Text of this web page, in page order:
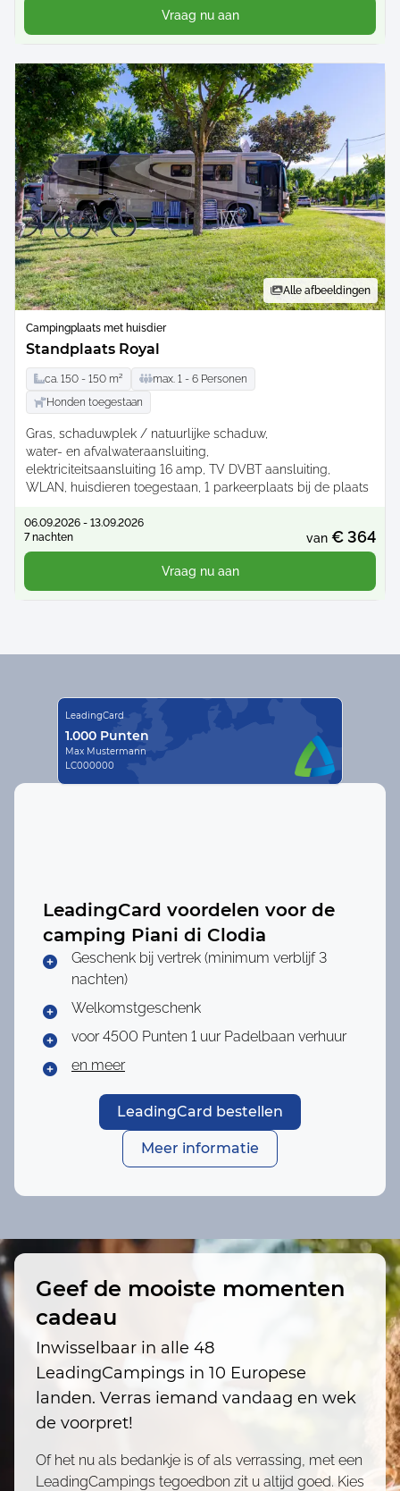
Vraag nu aan
Alle afbeeldingen
Campingplaats met huisdier
Standplaats Royal
ca. 150 - 150 m² max. 1 - 6 Personen
Honden toegestaan
Gras schaduwplek / natuurlijke schaduw
water- en afvalwateraansluiting
elektriciteitsaansluiting 16 amp TV DVBT aansluiting
WLAN
huisdieren toegestaan 1 parkeerplaats bij de plaats
06.09.2026 - 13.09.2026
7 nachten
van € 364
Vraag nu aan
LeadingCard voordelen voor de
camping Piani di Clodia
Geschenk bij vertrek (minimum verblijf 3
nachten)
Welkomstgeschenk
voor 4500 Punten 1 uur Padelbaan verhuur
en meer
LeadingCard bestellen
Meer informatie
LeadingCard
1.000 Punten
Max Mustermann
LC000000
Geef de mooiste momenten
cadeau
Inwisselbaar in alle 48
LeadingCampings in 10 Europese
landen. Verras iemand vandaag en wek
de voorpret!
Of het nu als bedankje is of als verrassing, met een
LeadingCampings tegoedbon zit u altijd goed. Kies